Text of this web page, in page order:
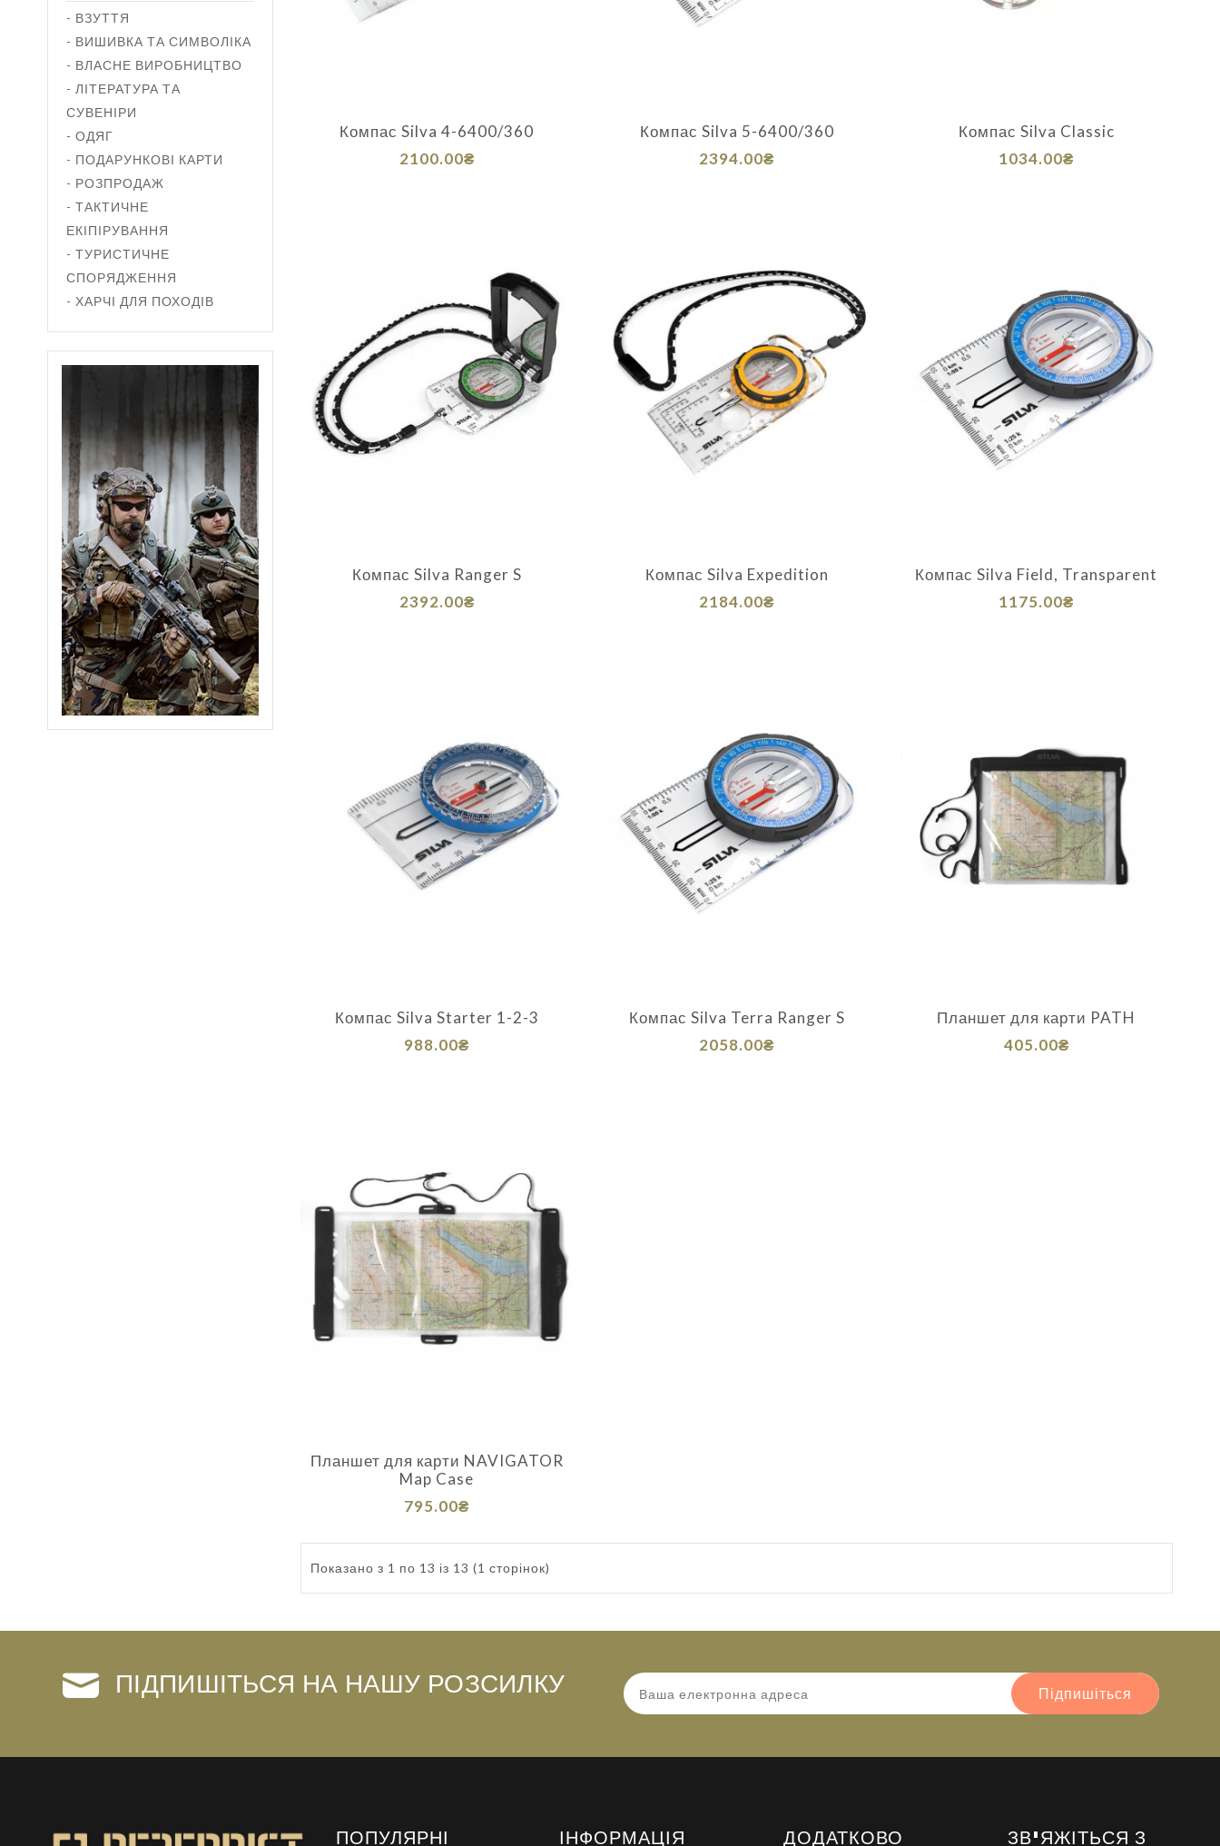
- ВЗУТТЯ
- ВИШИВКА ТА СИМВОЛІКА
- ВЛАСНЕ ВИРОБНИЦТВО
- ЛІТЕРАТУРА ТА
СУВЕНІРИ
- ОДЯГ
- ПОДАРУНКОВІ КАРТИ
- РОЗПРОДАЖ
- ТАКТИЧНЕ
ЕКІПІРУВАННЯ
- ТУРИСТИЧНЕ
СПОРЯДЖЕННЯ
- ХАРЧІ ДЛЯ ПОХОДІВ
Компас Silva 4-6400/360
2100.00₴
Компас Silva 5-6400/360
2394.00₴
Компас Silva Classic
1034.00₴
Компас Silva Ranger S
2392.00₴
Компас Silva Expedition
2184.00₴
Компас Silva Field, Transparent
1175.00₴
Компас Silva Starter 1-2-3
988.00₴
Компас Silva Terra Ranger S
2058.00₴
Планшет для карти PATH
405.00₴
Планшет для карти NAVIGATOR
Map Case
795.00₴
Показано з 1 по 13 із 13 (1 сторінок)
ПІДПИШІТЬСЯ НА НАШУ РОЗСИЛКУ Підпишіться
ПОПУЛЯРНІ ІНФОРМАЦІЯ ДОДАТКОВО ЗВ'ЯЖІТЬСЯ З